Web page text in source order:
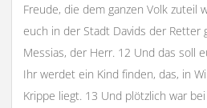
Freude, die dem ganzen Volk zuteil
euch in der Stadt Davids der Retter
Messias, der Herr. 12 Und das soll
Ihr werdet ein Kind finden, das, in
Krippe liegt. 13 Und plötzlich war